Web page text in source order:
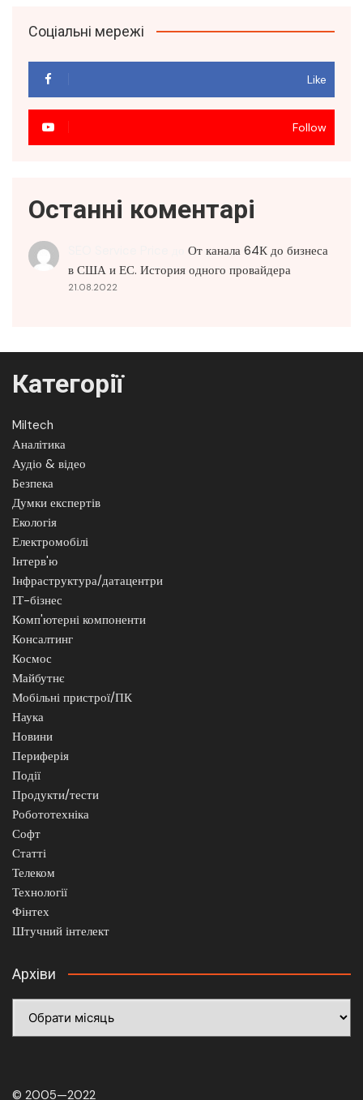
Соціальні мережі
Like
Follow
Останні коментарі
От канала 64К до бизнеса
в США и ЕС. История одного провайдера
21.08.2022
Категорії
Miltech
Аналітика
Аудіо & відео
Безпека
Думки експертів
Екологія
Електромобілі
Інтерв'ю
Інфраструктура/датацентри
ІТ-бізнес
Комп'ютерні компоненти
Консалтинг
Космос
Майбутнє
Мобільні пристрої/ПК
Наука
Новини
Периферія
Події
Продукти/тести
Робототехніка
Софт
Статті
Телеком
Технології
Фінтех
Штучний інтелект
Архіви
© 2005—2022